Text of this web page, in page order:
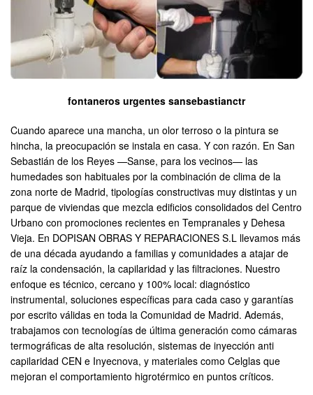
fontaneros urgentes sansebastianctr
Cuando aparece una mancha, un olor terroso o la pintura se
hincha, la preocupación se instala en casa. Y con razón. En San
Sebastián de los Reyes —Sanse, para los vecinos— las
humedades son habituales por la combinación de clima de la
zona norte de Madrid, tipologías constructivas muy distintas y un
parque de viviendas que mezcla edificios consolidados del Centro
Urbano con promociones recientes en Tempranales y Dehesa
Vieja. En DOPISAN OBRAS Y REPARACIONES S.L llevamos más
de una década ayudando a familias y comunidades a atajar de
raíz la condensación, la capilaridad y las filtraciones. Nuestro
enfoque es técnico, cercano y 100% local: diagnóstico
instrumental, soluciones específicas para cada caso y garantías
por escrito válidas en toda la Comunidad de Madrid. Además,
trabajamos con tecnologías de última generación como cámaras
termográficas de alta resolución, sistemas de inyección anti
capilaridad CEN e Inyecnova, y materiales como Celglas que
mejoran el comportamiento higrotérmico en puntos críticos.